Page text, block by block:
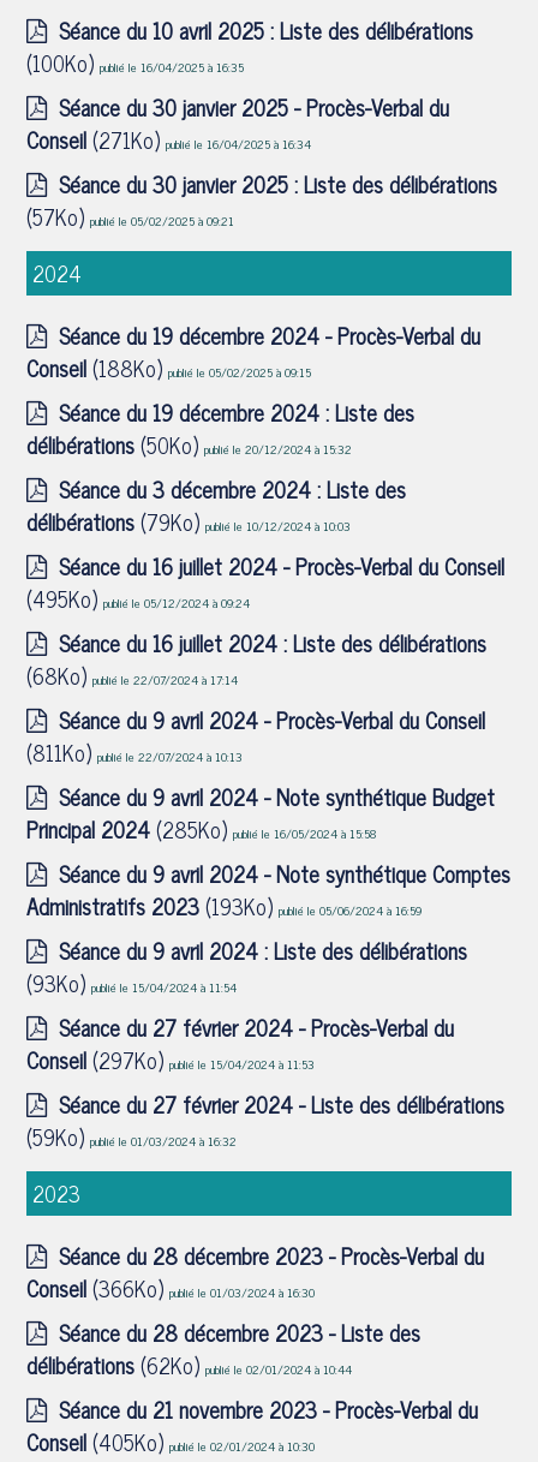
Séance du 10 avril 2025 : Liste des délibérations
(100Ko)publié le 16/04/2025 à 16:35
Séance du 30 janvier 2025 - Procès-Verbal du
Conseil(271Ko)publié le 16/04/2025 à 16:34
Séance du 30 janvier 2025 : Liste des délibérations
(57Ko)publié le 05/02/2025 à 09:21
2024
Séance du 19 décembre 2024 - Procès-Verbal du
Conseil(188Ko)publié le 05/02/2025 à 09:15
Séance du 19 décembre 2024 : Liste des
délibérations(50Ko)publié le 20/12/2024 à 15:32
Séance du 3 décembre 2024 : Liste des
délibérations(79Ko)publié le 10/12/2024 à 10:03
Séance du 16 juillet 2024 - Procès-Verbal du Conseil
(495Ko)publié le 05/12/2024 à 09:24
Séance du 16 juillet 2024 : Liste des délibérations
(68Ko)publié le 22/07/2024 à 17:14
Séance du 9 avril 2024 - Procès-Verbal du Conseil
(811Ko)publié le 22/07/2024 à 10:13
Séance du 9 avril 2024 - Note synthétique Budget
Principal 2024(285Ko)publié le 16/05/2024 à 15:58
Séance du 9 avril 2024 - Note synthétique Comptes
Administratifs 2023(193Ko)publié le 05/06/2024 à 16:59
Séance du 9 avril 2024 : Liste des délibérations
(93Ko)publié le 15/04/2024 à 11:54
Séance du 27 février 2024 - Procès-Verbal du
Conseil(297Ko)publié le 15/04/2024 à 11:53
Séance du 27 février 2024 - Liste des délibérations
(59Ko)publié le 01/03/2024 à 16:32
2023
Séance du 28 décembre 2023 - Procès-Verbal du
Conseil(366Ko)publié le 01/03/2024 à 16:30
Séance du 28 décembre 2023 - Liste des
délibérations(62Ko)publié le 02/01/2024 à 10:44
Séance du 21 novembre 2023 - Procès-Verbal du
Conseil(405Ko)publié le 02/01/2024 à 10:30